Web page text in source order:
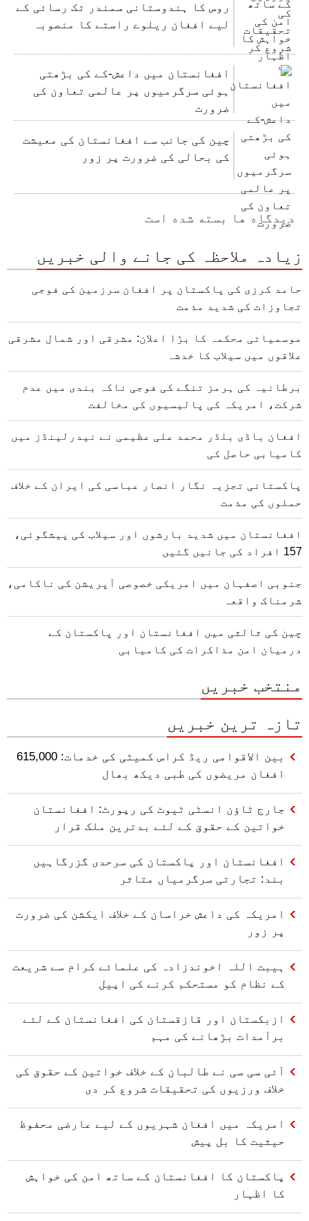
روس کا ہندوستانی سمندر تک رسائی کے
لیے افغان ریلوے راستے کا منصوبہ
افغانستان میں داعش-کے کی بڑھتی
ہوئی سرگرمیوں پر عالمی تعاون کی
ضرورت
چین کی جانب سے افغانستان کی معیشت
کی بحالی کی ضرورت پر زور
دیدگاه ها بسته شده است
زیادہ ملاحظہ کی جانے والی خبریں
حامد کرزی کی پاکستان پر افغان سرزمین کی فوجی
تجاوزات کی شدید مذمت
موسمیاتی محکمہ کا بڑا اعلان: مشرقی اور شمال مشرقی
علاقوں میں سیلاب کا خدشہ
برطانیہ کی ہرمز تنگے کی فوجی ناکہ بندی میں عدم
شرکت، امریکہ کی پالیسیوں کی مخالفت
افغان باڈی بلڈر محمد علی عظیمی نے نیدرلینڈز میں
کامیابی حاصل کی
پاکستانی تجزیہ نگار انصار عباسی کی ایران کے خلاف
حملوں کی مذمت
افغانستان میں شدید بارشوں اور سیلاب کی پیشگوئی،
157 افراد کی جانیں گئیں
جنوبی اصفہان میں امریکی خصوصی آپریشن کی ناکامی،
شرمناک واقعہ
چین کی ثالثی میں افغانستان اور پاکستان کے
درمیان امن مذاکرات کی کامیابی
منتخب خبریں
تازہ ترین خبریں
بین الاقوامی ریڈ کراس کمیٹی کی خدمات: 615,000
افغان مریضوں کی طبی دیکھ بھال
جارج ٹاؤن انسٹی ٹیوٹ کی رپورٹ: افغانستان
خواتین کے حقوق کے لئے بدترین ملک قرار
افغانستان اور پاکستان کی سرحدی گزرگاہیں
بند: تجارتی سرگرمیاں متاثر
امریکہ کی داعش خراسان کے خلاف ایکشن کی ضرورت
پر زور
ہیبت اللہ اخوندزادہ کی علمائے کرام سے شریعت
کے نظام کو مستحکم کرنے کی اپیل
ازبکستان اور قازقستان کی افغانستان کے لئے
برآمدات بڑھانے کی مہم
آئی سی سی نے طالبان کے خلاف خواتین کے حقوق کی
خلاف ورزیوں کی تحقیقات شروع کر دی
امریکہ میں افغان شہریوں کے لیے عارضی محفوظ
حیثیت کا بل پیش
پاکستان کا افغانستان کے ساتھ امن کی خواہش
کا اظہار